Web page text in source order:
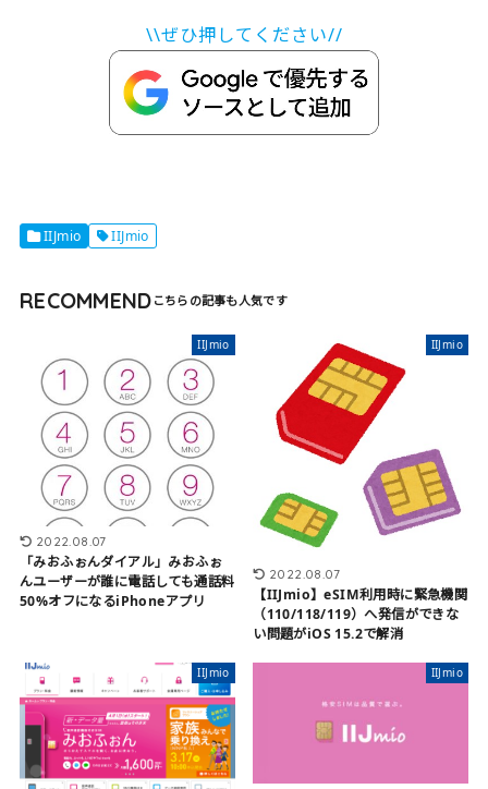
\\ぜひ押してください//
IIJmio IIJmio
RECOMMEND
IIJmio
2022.08.07
「みおふぉんダイアル」みおふぉ
んユーザーが誰に電話しても通話料
50%オフになるiPhoneアプリ
IIJmio
2022.08.07
【IIJmio】eSIM利用時に緊急機関
（110/118/119）へ発信ができな
い問題がiOS 15.2で解消
IIJmio IIJmio